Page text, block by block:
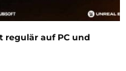
regulär auf PC und